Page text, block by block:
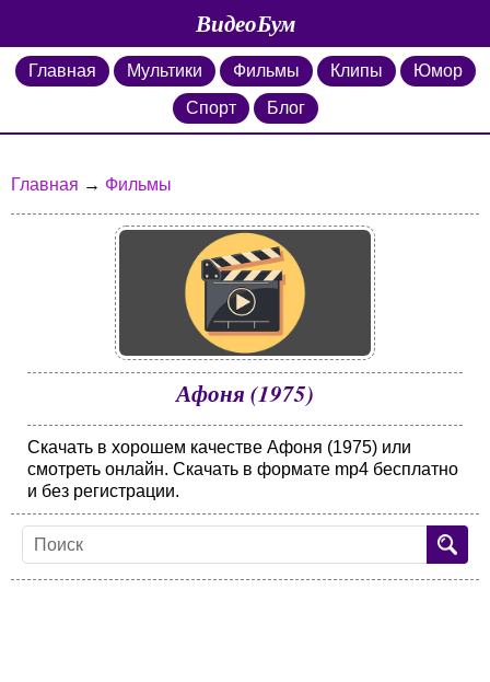
ВидеоБум
Главная Мультики Фильмы Клипы
Юмор
Спорт
Блог
Главная → Фильмы
Афоня (1975)
Скачать в хорошем качестве Афоня (1975) или
смотреть онлайн. Скачать в формате mp4 бесплатно
и без регистрации.